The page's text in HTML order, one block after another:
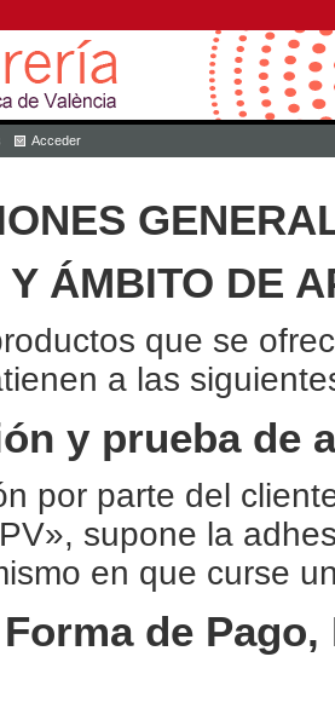
Acceder
ÁMBITO DE
que se
a las
y prueba de
por parte del
supone la
en que curse
de